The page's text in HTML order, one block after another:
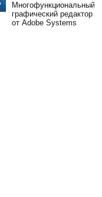
Многофункциональный
графический редактор
от Adobe Systems